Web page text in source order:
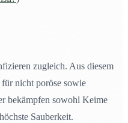
zugleich. Aus diesem
nicht poröse sowie
bekämpfen sowohl Keime
Sauberkeit.